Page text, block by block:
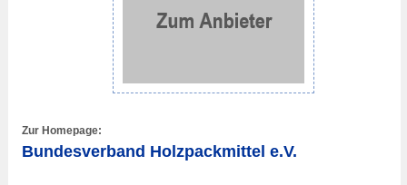
Zur Homepage:
Bundesverband Holzpackmittel e.V.